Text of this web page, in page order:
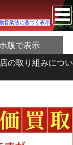
営業法に基づく表示
版で表示
の取り組みについ